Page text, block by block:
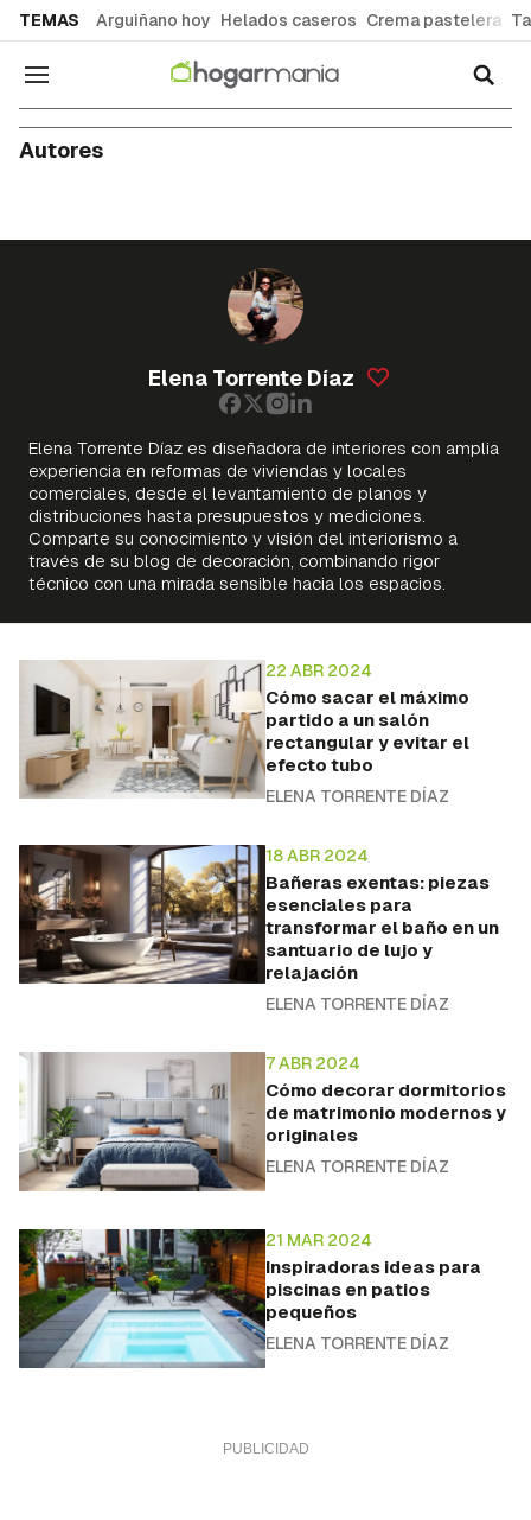
TEMAS Arguiñano hoy Helados caseros Crema pastelera
Navegación
Autores
Elena Torrente Díaz
Elena Torrente Díaz es diseñadora de interiores con amplia
experiencia en reformas de viviendas y locales
comerciales, desde el levantamiento de planos y
distribuciones hasta presupuestos y mediciones.
Comparte su conocimiento y visión del interiorismo a
través de su blog de decoración, combinando rigor
técnico con una mirada sensible hacia los espacios.
22 ABR 2024
Cómo sacar el máximo
partido a un salón
rectangular y evitar el
efecto tubo
ELENA TORRENTE DÍAZ
18 ABR 2024
Bañeras exentas: piezas
esenciales para
transformar el baño en un
santuario de lujo y
relajación
ELENA TORRENTE DÍAZ
7 ABR 2024
Cómo decorar dormitorios
de matrimonio modernos y
originales
ELENA TORRENTE DÍAZ
21 MAR 2024
Inspiradoras ideas para
piscinas en patios
pequeños
ELENA TORRENTE DÍAZ